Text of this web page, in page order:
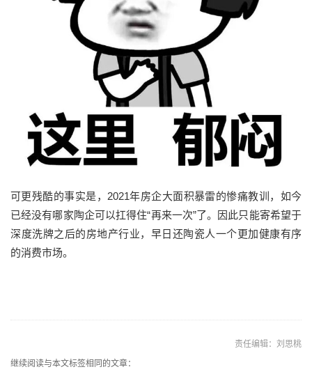
可更残酷的事实是，2021年房企大面积暴雷的惨痛教训，如今
已经没有哪家陶企可以扛得住“再来一次”了。因此只能寄希望于
深度洗牌之后的房地产行业，早日还陶瓷人一个更加健康有序
的消费市场。
责任编辑：刘思桃
继续阅读与本文标签相同的文章：